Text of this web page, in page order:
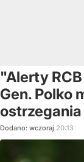
"Alerty
Gen. Polko
ostrzegania
Dodano: wczoraj 20:13